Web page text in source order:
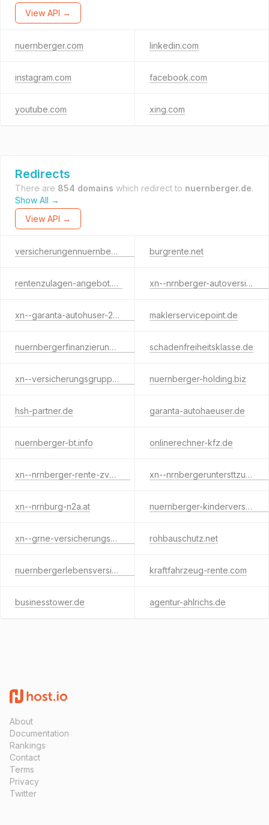
View API →
nuernberger.com linkedin.com
instagram.com facebook.com
youtube.com xing.com
Redirects
There are 854 domains which redirect to nuernberger.de.
Show All →
View API →
versicherungennuernberger.com burgrente.net
rentenzulagen-angebot.de xn--nrnberger-autoversicherung-direkt-rpd.de
xn--garanta-autohuser-2qb.de maklerservicepoint.de
nuernbergerfinanzierungsplattform.de schadenfreiheitsklasse.de
xn--versicherungsgruppe-nrnberger-5bd.net nuernberger-holding.biz
hsh-partner.de garanta-autohaeuser.de
nuernberger-bt.info onlinerechner-kfz.de
xn--nrnberger-rente-zvb.org xn--nrnbergeruntersttzungskasse-i3cp.eu
xn--nrnburg-n2a.at nuernberger-kinderversorgung.de
xn--grne-versicherungskarte-dpc.org rohbauschutz.net
nuernbergerlebensversicherung.com kraftfahrzeug-rente.com
businesstower.de agentur-ahlrichs.de
About
Documentation
Rankings
Contact
Terms
Privacy
Twitter